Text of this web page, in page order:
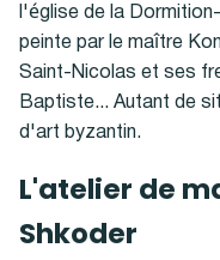
l'église de la
peinte par le maître
Saint-Nicolas et ses
Baptiste... Autant de
d'art byzantin.
L'atelier de
Shkoder